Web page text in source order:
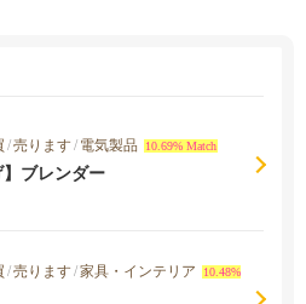
/売ります/ 電気製品 10.69% Match
】ブレンダー
/売ります/家具・インテリア
10.48%